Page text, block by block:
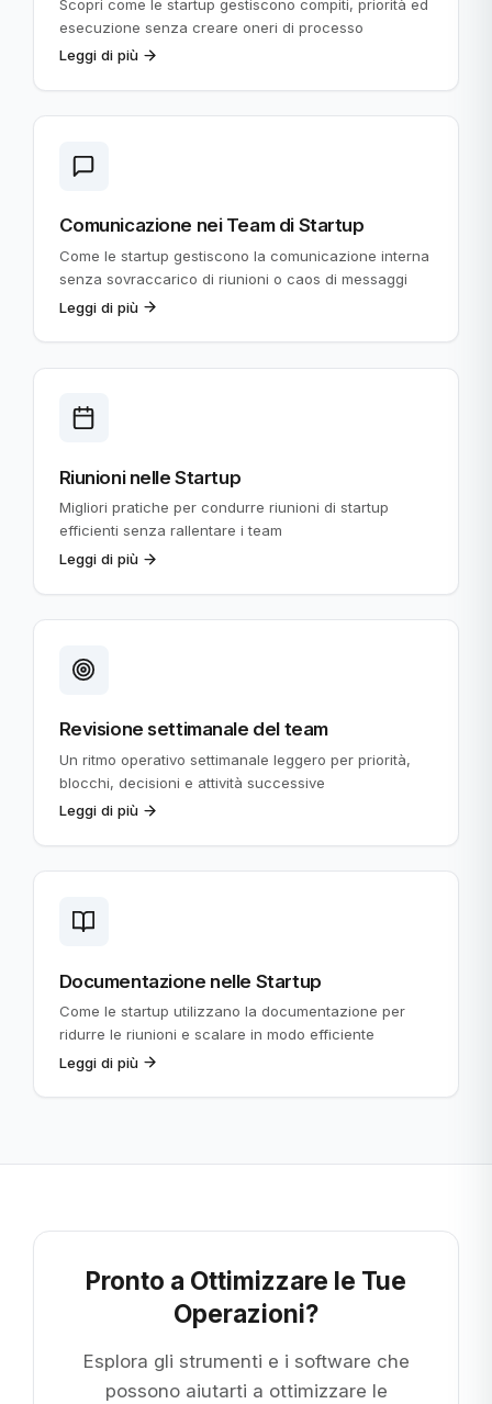
Scopri come le startup gestiscono compiti, priorità ed
esecuzione senza creare oneri di processo
Leggi di più
Comunicazione nei Team di Startup
Come le startup gestiscono la comunicazione interna
senza sovraccarico di riunioni o caos di messaggi
Leggi di più
Riunioni nelle Startup
Migliori pratiche per condurre riunioni di startup
efficienti senza rallentare i team
Leggi di più
Revisione settimanale del team
Un ritmo operativo settimanale leggero per priorità,
blocchi, decisioni e attività successive
Leggi di più
Documentazione nelle Startup
Come le startup utilizzano la documentazione per
ridurre le riunioni e scalare in modo efficiente
Leggi di più
Pronto a Ottimizzare le Tue
Operazioni?
Esplora gli strumenti e i software che
possono aiutarti a ottimizzare le